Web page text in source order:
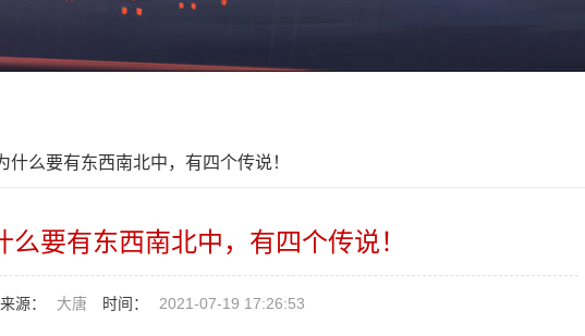
什么要有东西南北中，有四个传说！
么要有东西南北中，有四个传说！
来源： 大唐 时间： 2021-07-19 17:26:53